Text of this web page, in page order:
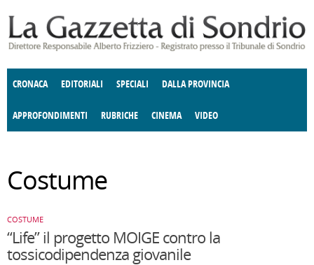
CRONACA EDITORIALI SPECIALI DALLA PROVINCIA
APPROFONDIMENTI
CULTURA E SPETTACOLI
RUBRICHE
DELLE IDEE FATTI DELLO SPIRITO
CINEMA VIDEO
Costume
COSTUME
“Life” il progetto MOIGE contro la
tossicodipendenza giovanile